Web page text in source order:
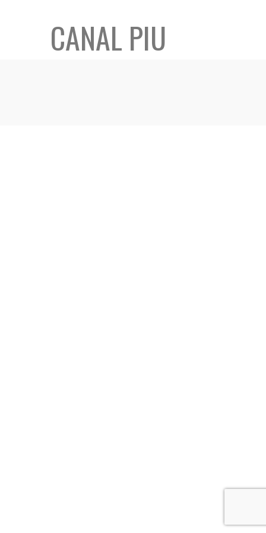
CANAL PIU